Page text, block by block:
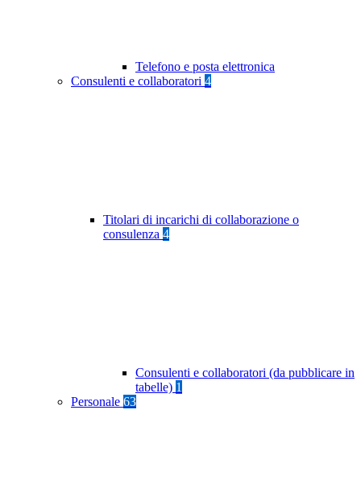
Telefono e posta elettronica
Consulenti e collaboratori 4
Titolari di incarichi di collaborazione o
consulenza 4
Consulenti e collaboratori (da pubblicare in
tabelle) 1
Personale 63